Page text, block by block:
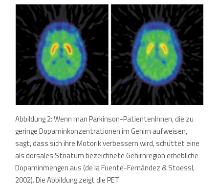
Abbildung 2: Wenn man Parkinson-PatientenInnen, die zu
geringe Dopaminkonzentrationen im Gehirn aufweisen,
sagt, dass sich ihre Motorik verbessern wird, schüttet eine
als dorsales Striatum bezeichnete Gehirnregion erhebliche
Dopaminmengen aus (de la Fuente-Fernández & Stoessl,
2002). Die Abbildung zeigt die PET